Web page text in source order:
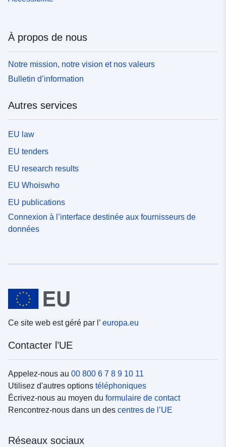
À propos de nous
Notre mission, notre vision et nos valeurs
Bulletin d’information
Autres services
EU law
EU tenders
EU research results
EU Whoiswho
EU publications
Connexion à l’interface destinée aux fournisseurs de
données
Ce site web est géré par l’ europa.eu
Contacter l’UE
Appelez-nous au 00 800 6 7 8 9 10 11
Utilisez d'autres options téléphoniques
Écrivez-nous au moyen du formulaire de contact
Rencontrez-nous dans un des centres de l’UE
Réseaux sociaux